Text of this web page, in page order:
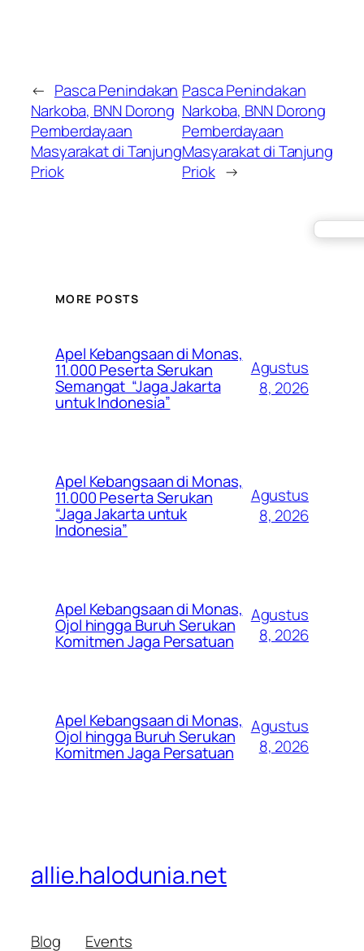
← Pasca Penindakan
Narkoba, BNN Dorong
Pemberdayaan
Masyarakat di Tanjung
Priok
Pasca Penindakan
Narkoba, BNN Dorong
Pemberdayaan
Masyarakat di Tanjung
Priok →
MORE POSTS
Apel Kebangsaan di Monas,
11.000 Peserta Serukan
Semangat “Jaga Jakarta
untuk Indonesia”
Agustus
8, 2026
Apel Kebangsaan di Monas,
11.000 Peserta Serukan
“Jaga Jakarta untuk
Indonesia”
Agustus
8, 2026
Apel Kebangsaan di Monas,
Ojol hingga Buruh Serukan
Komitmen Jaga Persatuan
Agustus
8, 2026
Apel Kebangsaan di Monas,
Ojol hingga Buruh Serukan
Komitmen Jaga Persatuan
Agustus
8, 2026
allie.halodunia.net
Blog
Events